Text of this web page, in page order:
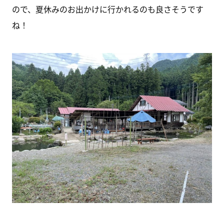
ので、夏休みのお出かけに行かれるのも良さそうです
ね！